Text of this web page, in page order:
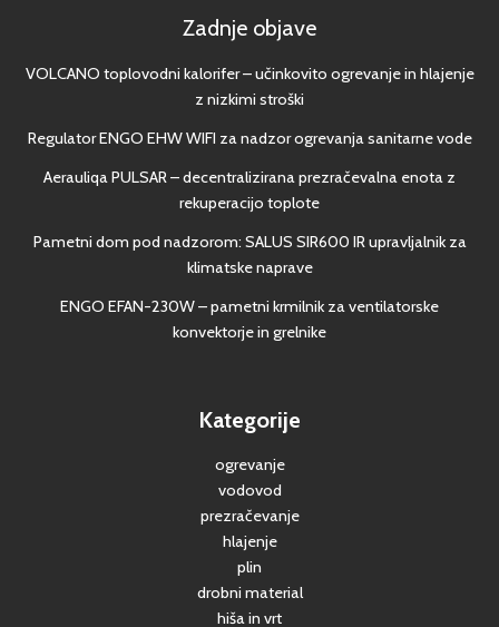
Zadnje objave
VOLCANO toplovodni kalorifer – učinkovito ogrevanje in hlajenje
z nizkimi stroški
Regulator ENGO EHW WIFI za nadzor ogrevanja sanitarne vode
Aerauliqa PULSAR – decentralizirana prezračevalna enota z
rekuperacijo toplote
Pametni dom pod nadzorom: SALUS SIR600 IR upravljalnik za
klimatske naprave
ENGO EFAN-230W – pametni krmilnik za ventilatorske
konvektorje in grelnike
Kategorije
ogrevanje
vodovod
prezračevanje
hlajenje
plin
drobni material
hiša in vrt